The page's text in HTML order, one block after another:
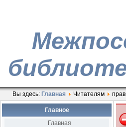
Вы здесь: Главная Читателям
Главное
Главная